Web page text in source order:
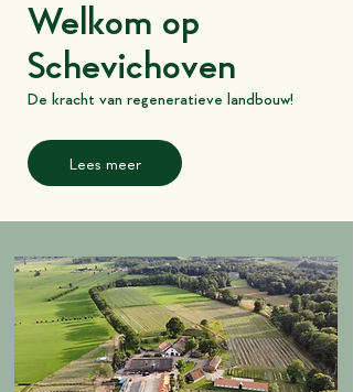
Welkom op
Schevichoven
De kracht van regeneratieve landbouw!
Lees meer